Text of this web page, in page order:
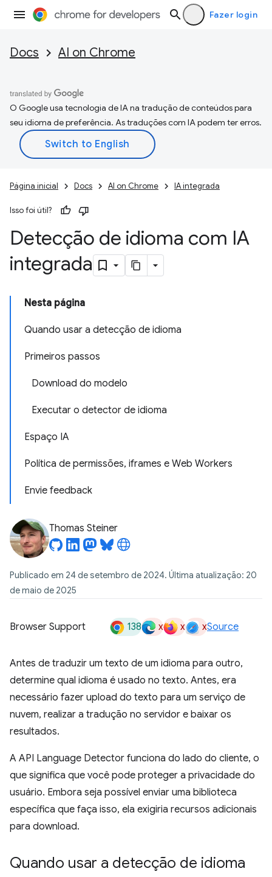
Fazer login
Docs AI on Chrome
O Google usa tecnologia de IA na tradução de conteúdos para
seu idioma de preferência. As traduções com IA podem ter erros.
Página inicial Docs AI on Chrome IA integrada
Isso foi útil?
Detecção de idioma com IA
integrada
Nesta página
Quando usar a detecção de idioma
Primeiros passos
Download do modelo
Executar o detector de idioma
Espaço IA
Política de permissões, iframes e Web Workers
Envie feedback
Thomas Steiner
Publicado em 24 de setembro de 2024. Última atualização: 20
de maio de 2025
Browser Support 138 x x xSource
Antes de traduzir um texto de um idioma para outro,
determine qual idioma é usado no texto. Antes, era
necessário fazer upload do texto para um serviço de
nuvem, realizar a tradução no servidor e baixar os
resultados.
A API Language Detector funciona do lado do cliente, o
que significa que você pode proteger a privacidade do
usuário. Embora seja possível enviar uma biblioteca
específica que faça isso, ela exigiria recursos adicionais
para download.
Quando usar a detecção de idioma